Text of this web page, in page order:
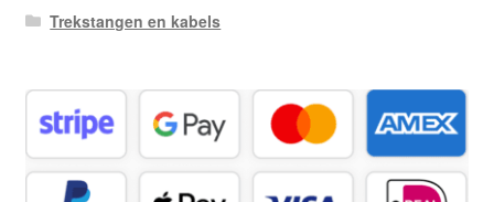
Trekstangen en kabels